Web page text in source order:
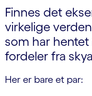
Finnes det
virkelige
som har
fordeler fra
Her er bare et par: